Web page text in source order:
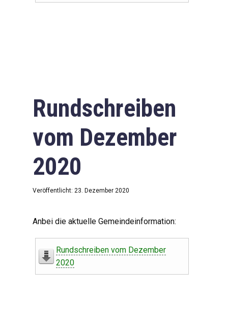
Rundschreiben
vom Dezember
2020
Veröffentlicht: 23. Dezember 2020
Anbei die aktuelle Gemeindeinformation:
Rundschreiben vom Dezember
2020